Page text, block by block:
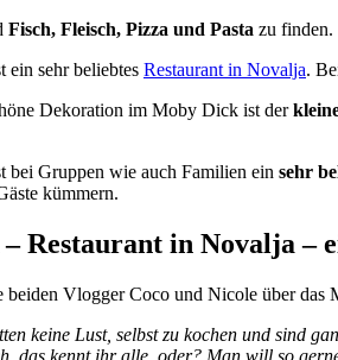
Fisch, Fleisch, Pizza und Pasta zu finden.
sehr beliebtes Restaurant in Novalja.
Dekoration im Moby Dick ist der
bei Gruppen wie auch Familien ein sehr
kümmern.
Restaurant in Novalja –
beiden Vlogger Coco und Nicole über das
keine Lust, selbst zu kochen und sind
das kennt ihr alle, oder? Man will so